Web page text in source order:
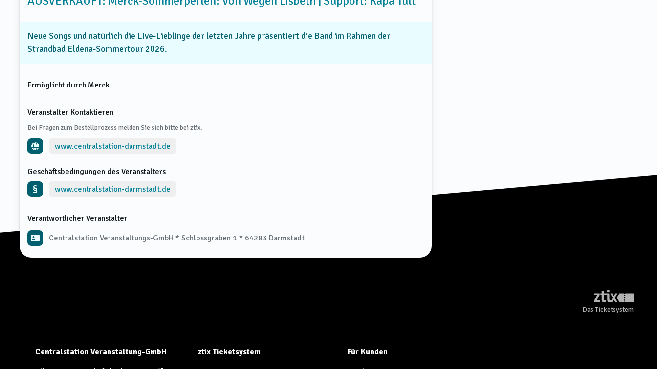
Neue Songs und natürlich die Live-Lieblinge der letzten Jahre präsentiert die Band im Rahmen der
Strandbad Eldena-Sommertour 2026.
Ermöglicht durch Merck.
Veranstalter Kontaktieren
Bei Fragen zum Bestellprozess melden Sie sich bitte bei ztix.
www.centralstation-darmstadt.de
Geschäftsbedingungen des Veranstalters
www.centralstation-darmstadt.de
Verantwortlicher Veranstalter
Centralstation Veranstaltungs-GmbH * Schlossgraben 1 * 64283 Darmstadt
Das Ticketsystem
Centralstation Veranstaltung-GmbH
ztix Ticketsystem
Für Kunden